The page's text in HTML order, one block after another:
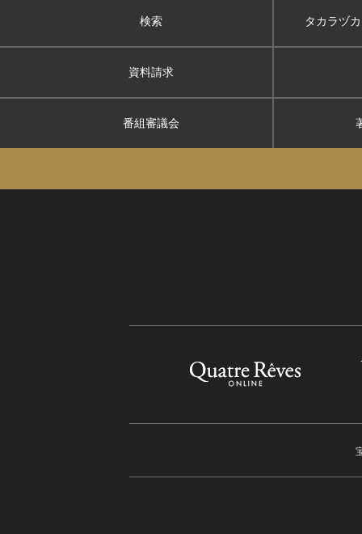
検索 タカラヅ
資料請求
番組審議会